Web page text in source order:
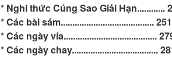
* Nghi thức Cúng Sao Giải Hạn............
* Các bài sám........................................ 251
* Các ngày vía........................................
* Các ngày chay.....................................